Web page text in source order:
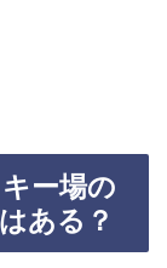
ー場の
ある？